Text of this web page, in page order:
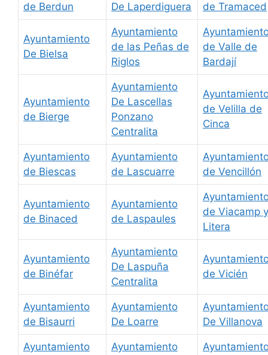
de Berdun
De Laperdiguera
de Tramaced
Ayuntamiento
De Bielsa
Ayuntamiento
de las Peñas de
Riglos
de Valle de
Bardají
Ayuntamiento
de Bierge
Ayuntamiento
De Lascellas
Ponzano
Centralita
de Velilla de
Cinca
Ayuntamiento
de Biescas
Ayuntamiento
de Lascuarre
de Vencillón
Ayuntamiento
de Binaced
Ayuntamiento
de Laspaules
de Viacamp y
Litera
Ayuntamiento
de Binéfar
Ayuntamiento
De Laspuña
Centralita
de Vicién
Ayuntamiento
de Bisaurri
Ayuntamiento
De Loarre
De Villanova
Ayuntamiento
Ayuntamiento